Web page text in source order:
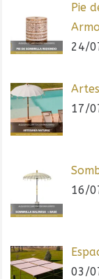
Pie
24/
17/
16/
03/